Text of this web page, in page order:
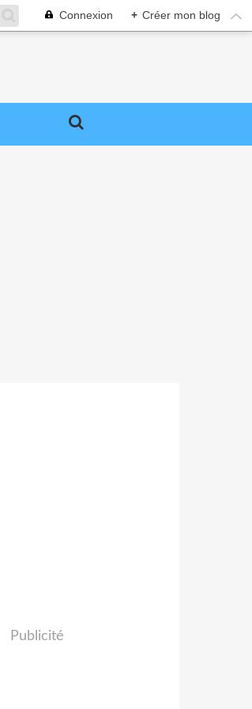
Connexion + Créer mon blog
Publicité